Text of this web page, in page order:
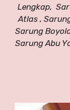
Lengkap,
Atlas ,
Sarung
Sarung Abu